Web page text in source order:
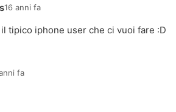
16 anni fa
il tipico iphone user che ci vuoi fare :D
fa